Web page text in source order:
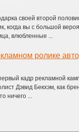
своей второй
когда вы с большой
влюбленные ...
ролике
кадр рекламной
Дэвид Бекхэм, как
ничего ...